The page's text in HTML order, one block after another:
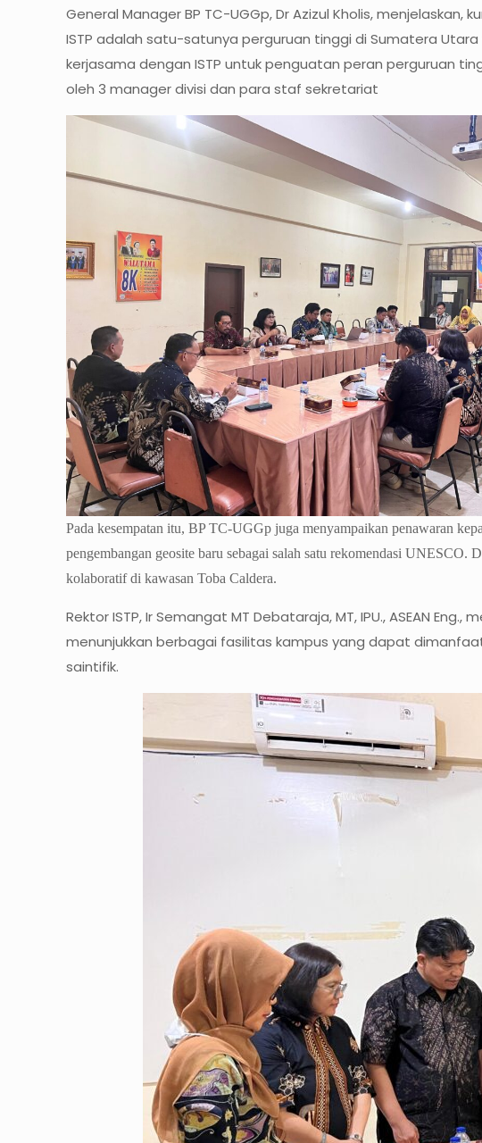
General Manager BP TC-UGGp, Dr Azizul Kholis,
ISTP adalah satu-satunya perguruan tinggi di Sumatera
kerjasama dengan ISTP untuk penguatan peran perguruan
oleh 3 manager divisi dan para staf sekretariat
Pada kesempatan itu, BP TC-UGGp juga menyampaikan penawaran
pengembangan geosite baru sebagai salah satu rekomendasi UNESCO.
kolaboratif di kawasan Toba Caldera.
Rektor ISTP, Ir Semangat MT Debataraja, MT, IPU., ASEAN
menunjukkan berbagai fasilitas kampus yang dapat
saintifik.